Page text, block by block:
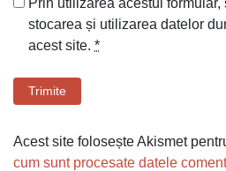
stocarea și utilizarea datelor
acest site. *
Trimite
Acest site folosește Akismet
cum sunt procesate datele